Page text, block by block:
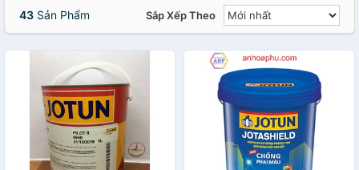
43 Sản Phẩm Sắp Xếp Theo